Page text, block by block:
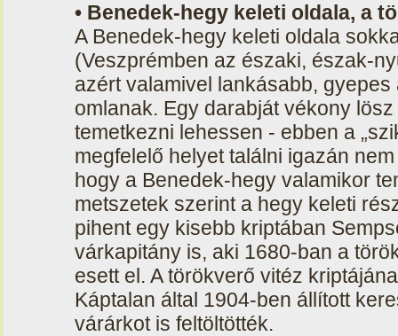
• Benedek-hegy keleti oldala, a
A Benedek-hegy keleti oldala
(Veszprémben az északi, észak-
azért valamivel lankásabb,
omlanak. Egy darabját vékony
temetkezni lehessen - ebben a
megfelelő helyet találni igazán
hogy a Benedek-hegy valamikor
metszetek szerint a hegy keleti
pihent egy kisebb kriptában
várkapitány is, aki 1680-ban a
esett el. A törökverő vitéz
Káptalan által 1904-ben állított
várárkot is feltöltötték.